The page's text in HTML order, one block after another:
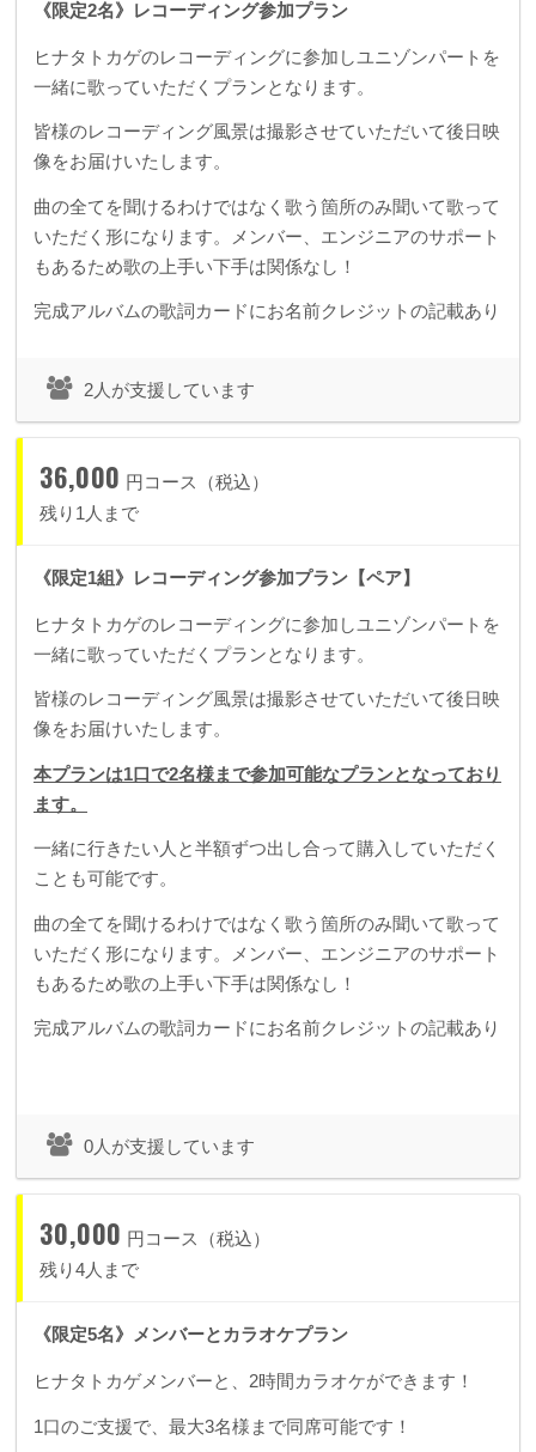
《限定2名》レコーディング参加プラン
ヒナタトカゲのレコーディングに参加しユニゾンパートを
一緒に歌っていただくプランとなります。
皆様のレコーディング風景は撮影させていただいて後日映
像をお届けいたします。
曲の全てを聞けるわけではなく歌う箇所のみ聞いて歌って
いただく形になります。メンバー、エンジニアのサポート
もあるため歌の上手い下手は関係なし！
完成アルバムの歌詞カードにお名前クレジットの記載あり
2人が支援しています
36,000 円コース（税込）
残り1人まで
《限定1組》レコーディング参加プラン【ペア】
ヒナタトカゲのレコーディングに参加しユニゾンパートを
一緒に歌っていただくプランとなります。
皆様のレコーディング風景は撮影させていただいて後日映
像をお届けいたします。
本プランは1口で2名様まで参加可能なプランとなっており
ます。
一緒に行きたい人と半額ずつ出し合って購入していただく
ことも可能です。
曲の全てを聞けるわけではなく歌う箇所のみ聞いて歌って
いただく形になります。メンバー、エンジニアのサポート
もあるため歌の上手い下手は関係なし！
完成アルバムの歌詞カードにお名前クレジットの記載あり
0人が支援しています
30,000 円コース（税込）
残り4人まで
《限定5名》メンバーとカラオケプラン
ヒナタトカゲメンバーと、2時間カラオケができます！
1口のご支援で、最大3名様まで同席可能です！